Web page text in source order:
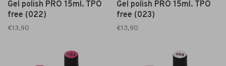
Gel polish PRO 15ml. TPO
free (022)
€13,90
Gel polish PRO 15ml. TPO
free (023)
€13,90